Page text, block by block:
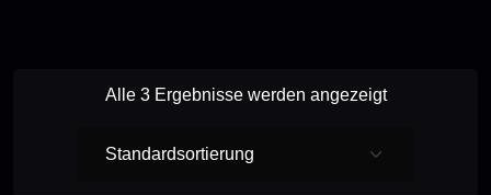
Alle 3 Ergebnisse werden angezeigt